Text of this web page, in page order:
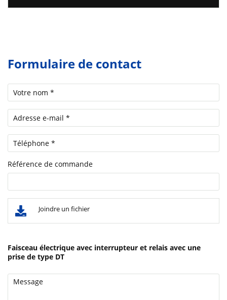
Formulaire de contact
Référence de commande
Joindre un fichier
Faisceau électrique avec interrupteur et relais avec une
prise de type DT